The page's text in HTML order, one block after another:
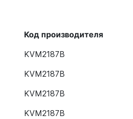
Код производителя
KVM2187B
KVM2187B
KVM2187B
KVM2187B